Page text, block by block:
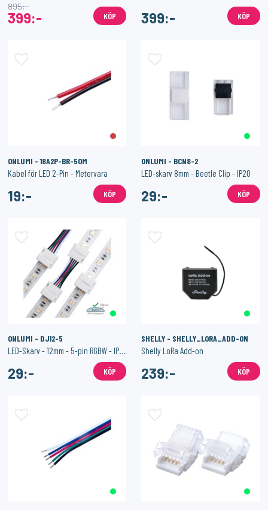
399:-
895:-
KÖP
399:- KÖP
ONLUMI - 18A2P-BR-50M
Kabel för LED 2-Pin - Metervara
19:- KÖP
ONLUMI - BCN8-2
LED-skarv 8mm - Beetle Clip - IP20
29:- KÖP
ONLUMI - DJ12-5
LED-Skarv - 12mm - 5-pin RGBW - IP65/54
29:- KÖP
SHELLY - SHELLY_LORA_ADD-ON
Shelly LoRa Add-on
239:- KÖP